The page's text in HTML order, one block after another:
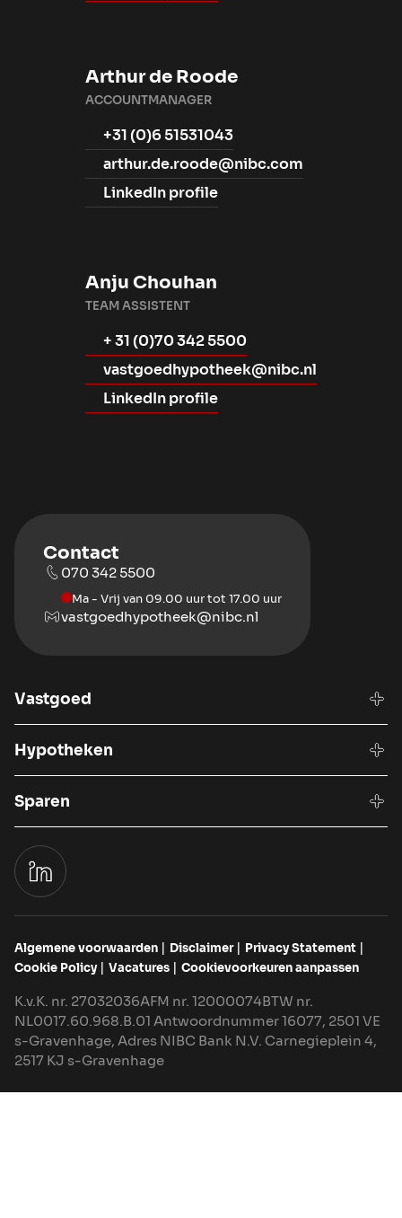
Arthur de Roode
ACCOUNTMANAGER
+31 (0)6 51531043
arthur.de.roode@nibc.com
LinkedIn profile
Anju Chouhan
TEAM ASSISTENT
+ 31 (0)70 342 5500
vastgoedhypotheek@nibc.nl
LinkedIn profile
Contact
070 342 5500
Ma - Vrij van 09.00 uur tot 17.00 uur
vastgoedhypotheek@nibc.nl
Vastgoed
Hypotheken
Sparen
Algemene voorwaarden Disclaimer
Privacy Statement
Cookie Policy
Vacatures Cookievoorkeuren aanpassen
K.v.K. nr. 27032036AFM nr. 12000074BTW nr.
NL0017.60.968.B.01 Antwoordnummer 16077, 2501 VE
s-Gravenhage, Adres NIBC Bank N.V. Carnegieplein 4,
2517 KJ s-Gravenhage